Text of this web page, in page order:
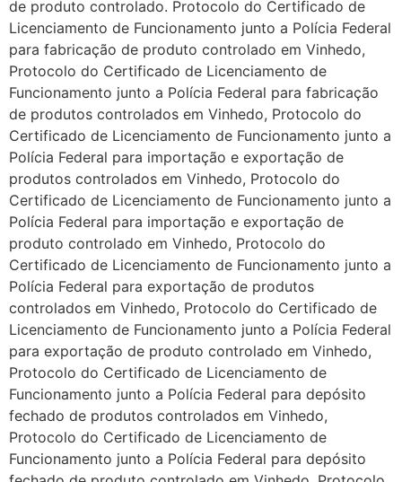
de produto controlado. Protocolo do Certificado de
Licenciamento de Funcionamento junto a Polícia Federal
para fabricação de produto controlado em Vinhedo,
Protocolo do Certificado de Licenciamento de
Funcionamento junto a Polícia Federal para fabricação
de produtos controlados em Vinhedo, Protocolo do
Certificado de Licenciamento de Funcionamento junto a
Polícia Federal para importação e exportação de
produtos controlados em Vinhedo, Protocolo do
Certificado de Licenciamento de Funcionamento junto a
Polícia Federal para importação e exportação de
produto controlado em Vinhedo, Protocolo do
Certificado de Licenciamento de Funcionamento junto a
Polícia Federal para exportação de produtos
controlados em Vinhedo, Protocolo do Certificado de
Licenciamento de Funcionamento junto a Polícia Federal
para exportação de produto controlado em Vinhedo,
Protocolo do Certificado de Licenciamento de
Funcionamento junto a Polícia Federal para depósito
fechado de produtos controlados em Vinhedo,
Protocolo do Certificado de Licenciamento de
Funcionamento junto a Polícia Federal para depósito